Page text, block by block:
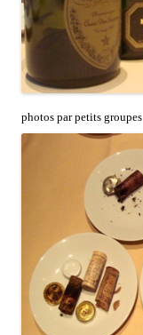
photos par petits groupes